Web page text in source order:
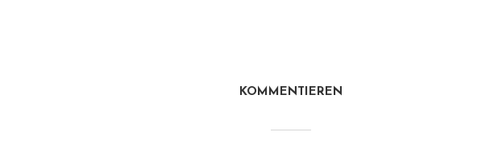
KOMMENTIEREN